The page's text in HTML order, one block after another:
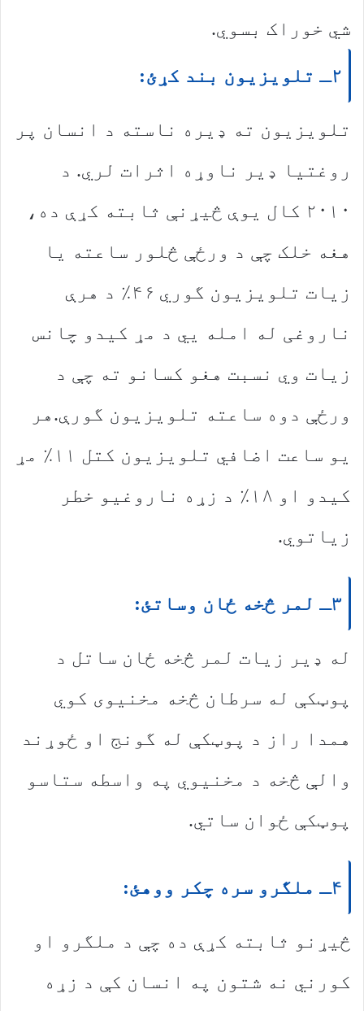
شي خوراک بسوي.
۲ـ تلویزیون بند کړئ:
تلویزیون ته ډیره ناسته د انسان پر
روغتیا ډیر ناوړه اثرات لري. د
۲۰۱۰ کال یوې څیړنې ثابته کړې ده،
هغه خلک چې د ورځې څلور ساعته یا
زیات تلویزیون گوري ۴۶٪ د هرې
ناروغی له امله يي د مړ کیدو چانس
زیات وي نسبت هغو کسانو ته چې د
ورځې دوه ساعته تلویزیون گورې.هر
یو ساعت اضافي تلویزیون کتل ۱۱٪ مړ
کیدو او ۱۸٪ د زړه ناروغیو خطر
زیاتوي.
۳ـ لمر څخه ځان وساتئ:
له ډیر زیات لمر څخه ځان ساتل د
پوټکې له سرطان څخه مخنیوی کوي
همدا راز د پوټکې له گونج او ځوړند
والې څخه د مخنیوي په واسطه ستاسو
پوټکې ځوان ساتي.
۴ـ ملگرو سره چکر ووهئ:
څیړنو ثابته کړې ده چې د ملگرو او
کورني نه شتون په انسان کې د زړه